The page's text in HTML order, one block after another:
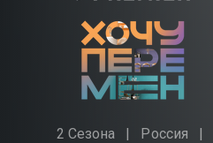
2 Сезона Россия